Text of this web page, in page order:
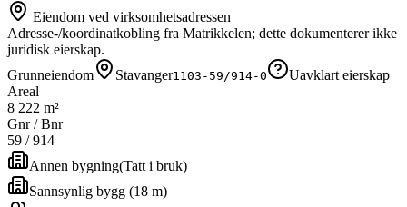
Eiendom ved virksomhetsadressen
Adresse-/koordinatkobling fra Matrikkelen; dette dokumenterer ikke
juridisk eierskap.
Grunneiendom
Stavanger1103-59/914-0
Uavklart eierskap
Areal
8 222 m²
Gnr / Bnr
59 /914
Annen bygning(Tatt i bruk)
Sannsynlig bygg (18 m)